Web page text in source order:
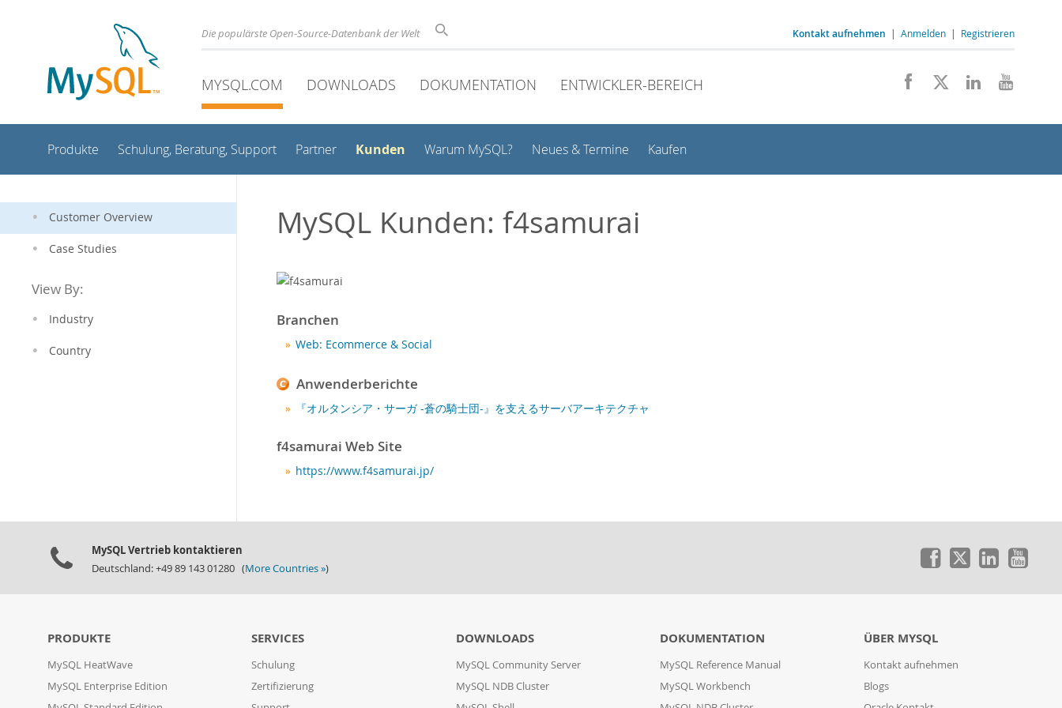
Die populärste Open-Source-Datenbank der Welt Kontakt aufnehmen | Anmelden | Registrieren
MYSQL.COM DOWNLOADS DOKUMENTATION ENTWICKLER-BEREICH
Produkte Schulung, Beratung, Support Partner Kunden Warum MySQL? Neues & Termine Kaufen
Customer Overview
Case Studies
View By:
Industry
Country
MySQL Kunden: f4samurai
Branchen
Web: Ecommerce & Social
Anwenderberichte
『オルタンシア・サーガ -蒼の騎士団-』を支えるサーバアーキテクチャ
f4samurai Web Site
https://www.f4samurai.jp/
MySQL Vertrieb kontaktieren
Deutschland: +49 89 143 01280 (More Countries »)
PRODUKTE
MySQL HeatWave
MySQL Enterprise Edition
SERVICES
Schulung
Zertifizierung
DOWNLOADS
MySQL Community Server
MySQL NDB Cluster
DOKUMENTATION
MySQL Reference Manual
MySQL Workbench
ÜBER MYSQL
Kontakt aufnehmen
Blogs